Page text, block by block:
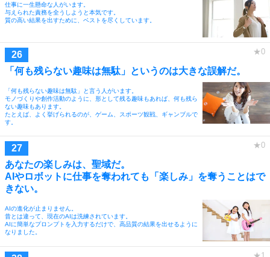
仕事に一生懸命な人がいます。
与えられた責務を全うしようと本気です。
質の高い結果を出すために、ベストを尽くしています。
「何も残らない趣味は無駄」というのは大きな誤解だ。
「何も残らない趣味は無駄」と言う人がいます。
モノづくりや創作活動のように、形として残る趣味もあれば、何も残ら
ない趣味もあります。
たとえば、よく挙げられるのが、ゲーム、スポーツ観戦、ギャンブルで
す。
あなたの楽しみは、聖域だ。
AIやロボットに仕事を奪われても「楽しみ」を奪うことはで
きない。
AIの進化が止まりません。
昔とは違って、現在のAIは洗練されています。
AIに簡単なプロンプトを入力するだけで、高品質の結果を出せるように
なりました。